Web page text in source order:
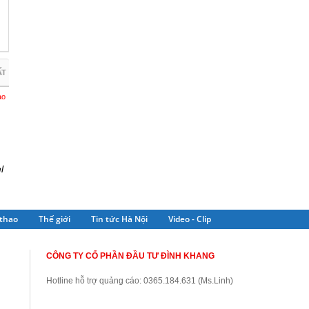
Thế giới Tin tức Hà Nội Video - Clip
CÔNG TY CỔ PHẦN ĐẦU TƯ ĐÌNH KHANG
Hotline hỗ trợ quảng cáo: 0365.184.631 (Ms.Linh)